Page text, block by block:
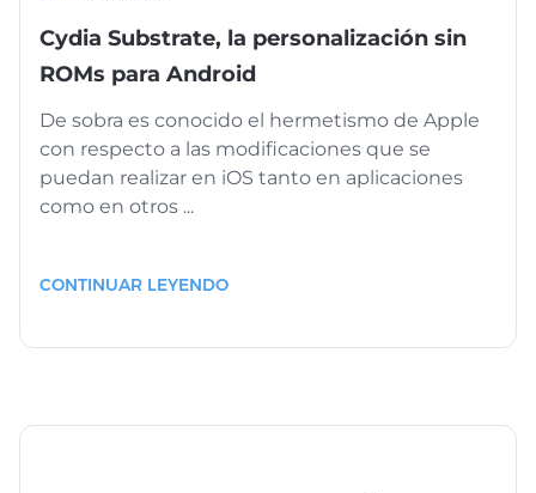
Cydia Substrate, la personalización sin
ROMs para Android
De sobra es conocido el hermetismo de Apple
con respecto a las modificaciones que se
puedan realizar en iOS tanto en aplicaciones
como en otros ...
CONTINUAR LEYENDO